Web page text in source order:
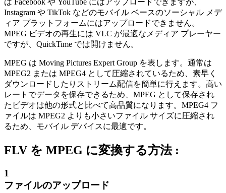
Instagram や TikTok などのモバイル ベースのソーシャル メデ
ィア プラットフォームにはアップロードできません。
MPEG ビデオの再生には VLC が最適なメディア プレーヤー
ですが、QuickTime では開けません。
MPEG は Moving Pictures Expert Group を表します。通常は
MPEG2 または MPEG4 として圧縮されているため、素早く
ダウンロードしたりストリーム配信を簡単に行えます。高い
レートでデータを保存できるため、MPEG として保存され
たビデオは他の形式と比べて高品質になります。MPEG4 フ
ァイルは MPEG2 よりも小さいファイル サイズに圧縮され
るため、モバイル デバイスに最適です。
FLV を MPEG に変換する方法 :
1
ファイルのアップロード